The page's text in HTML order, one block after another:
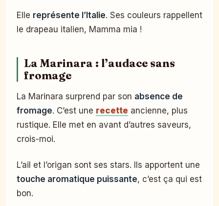
Elle représente l’Italie. Ses couleurs rappellent
le drapeau italien, Mamma mia !
La Marinara : l’audace sans
fromage
La Marinara surprend par son absence de
fromage. C’est une recette ancienne, plus
rustique. Elle met en avant d’autres saveurs,
crois-moi.
L’ail et l’origan sont ses stars. Ils apportent une
touche aromatique puissante, c’est ça qui est
bon.